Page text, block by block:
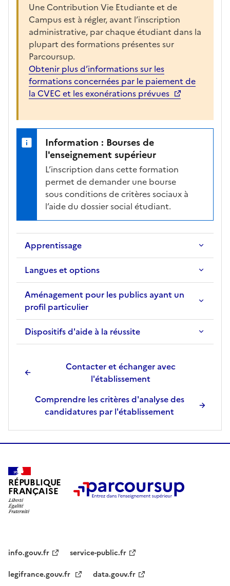
d
e
l
a
o
r
m
t
o
n
s
é
l
e
c
t
o
n
é
.
Une Contribution Vie Etudiante et de
Campus est à régler, avant l’inscription
administrative, par chaque étudiant dans la
plupart des formations présentes sur
Parcoursup.
Obtenir plus d’informations sur les
formations concernées par le paiement de
la CVEC et les exonérations prévues
Information : Bourses de
l'enseignement supérieur
L’inscription dans cette formation
permet de demander une bourse
sous conditions de critères sociaux à
l’aide du dossier social étudiant.
Apprentissage
Langues et options
Aménagement pour les publics ayant un
profil particulier
Dispositifs d'aide à la réussite
Contacter et échanger avec
l'établissement
Comprendre les critères d'analyse des
candidatures par l'établissement
RÉPUBLIQUE
FRANÇAISE
info.gouv.fr
service-public.fr
legifrance.gouv.fr
data.gouv.fr